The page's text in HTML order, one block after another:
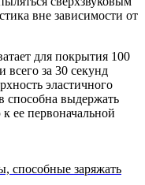
вне зависимости от
для покрытия 100
всего за 30 секунд
эластичного
способна выдержать
ее первоначальной
способные заряжать